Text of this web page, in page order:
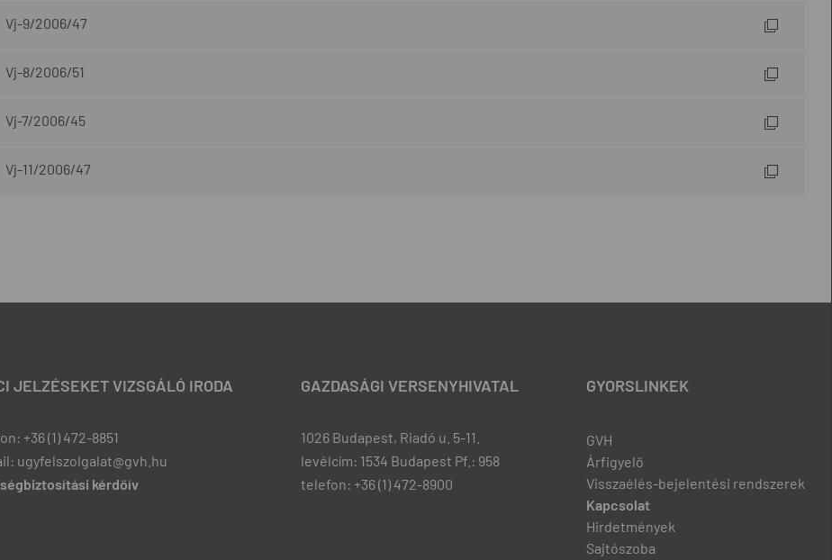
Vj-9/2006/47
Vj-8/2006/51
Vj-7/2006/45
Vj-11/2006/47
JELZÉSEKET VIZSGÁLÓ IRODA
+36 (1) 472-8851
ugyfelszolgalat@gvh.hu
kérdőív
GAZDASÁGI VERSENYHIVATAL
1026 Budapest, Riadó u. 5-11.
levélcím: 1534 Budapest Pf.: 958
telefon: +36 (1) 472-8900
GYORSLINKEK
GVH
Árfigyelő
Visszaélés-bejelentési rendszerek
Kapcsolat
Hirdetmények
Sajtószoba